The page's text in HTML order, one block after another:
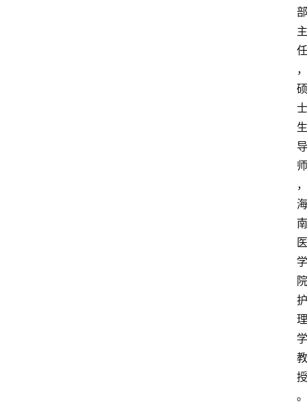
部
主
任
，
硕
士
生
导
师
，
海
南
医
学
院
护
理
学
教
授
。